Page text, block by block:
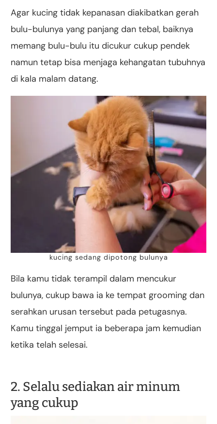
Agar kucing tidak kepanasan diakibatkan gerah
bulu-bulunya yang panjang dan tebal, baiknya
memang bulu-bulu itu dicukur cukup pendek
namun tetap bisa menjaga kehangatan tubuhnya
di kala malam datang.
kucing sedang dipotong bulunya
Bila kamu tidak terampil dalam mencukur
bulunya, cukup bawa ia ke tempat grooming dan
serahkan urusan tersebut pada petugasnya.
Kamu tinggal jemput ia beberapa jam kemudian
ketika telah selesai.
2. Selalu sediakan air minum
yang cukup